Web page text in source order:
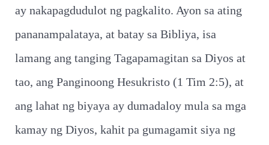
ay nakapagdudulot ng pagkalito. Ayon sa ating
pananampalataya, at batay sa Bibliya, isa
lamang ang tanging Tagapamagitan sa Diyos at
tao, ang Panginoong Hesukristo (1 Tim 2:5), at
ang lahat ng biyaya ay dumadaloy mula sa mga
kamay ng Diyos, kahit pa gumagamit siya ng